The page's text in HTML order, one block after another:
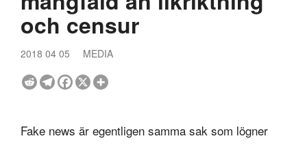
och censur
2018 04 05 MEDIA
Fake news är egentligen samma sak som lögner